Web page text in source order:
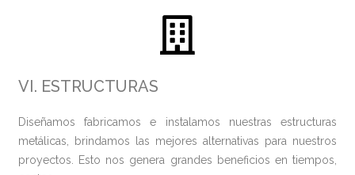
VI. ESTRUCTURAS
Diseñamos fabricamos e instalamos nuestras estructuras
metálicas, brindamos las mejores alternativas para nuestros
proyectos. Esto nos genera grandes beneficios en tiempos,